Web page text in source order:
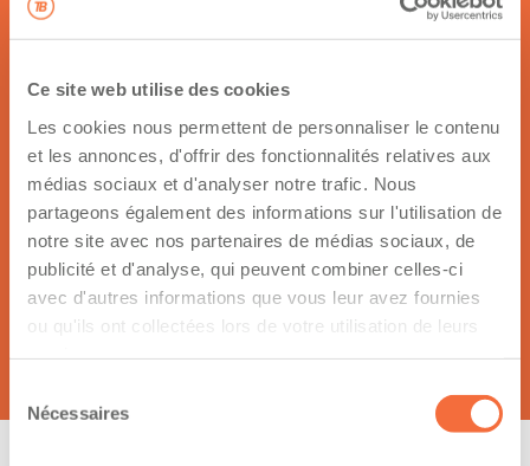
Ce site web utilise des cookies
Les cookies nous permettent de personnaliser le contenu
et les annonces, d'offrir des fonctionnalités relatives aux
médias sociaux et d'analyser notre trafic. Nous
partageons également des informations sur l'utilisation de
notre site avec nos partenaires de médias sociaux, de
publicité et d'analyse, qui peuvent combiner celles-ci
avec d'autres informations que vous leur avez fournies
ou qu'ils ont collectées lors de votre utilisation de leurs
du Nécessaires
Retour à sa fiche
Contactez
Dany Gagnon
g7h 7v6, saguenay